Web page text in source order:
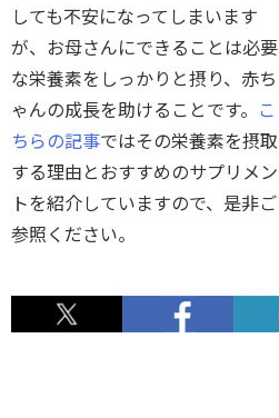
しても不安になってしまいます
が、お母さんにできることは必要
な栄養素をしっかりと摂り、赤ち
ゃんの成長を助けることです。 こ
ちらの記事ではその栄養素を摂取
する理由とおすすめのサプリメン
トを紹介していますので、是非ご
参照ください。